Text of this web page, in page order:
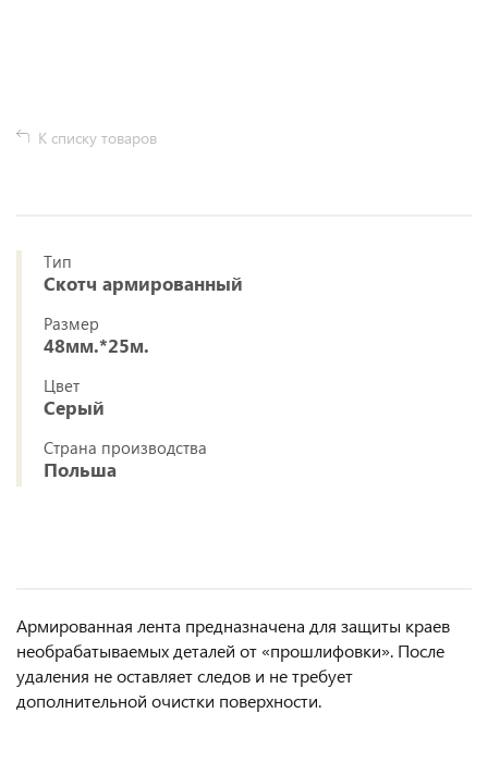
К списку товаров
Тип
Скотч армированный
Размер
48мм.*25м.
Цвет
Серый
Страна производства
Польша
Армированная лента предназначена для защиты краев
необрабатываемых деталей от «прошлифовки». После
удаления не оставляет следов и не требует
дополнительной очистки поверхности.